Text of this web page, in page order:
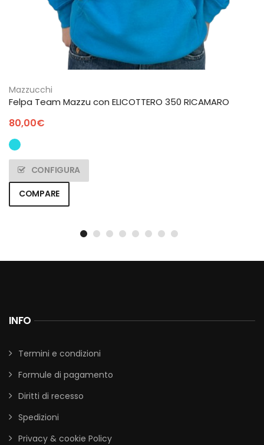
Mazzucchi
Felpa Team Mazzu con ELICOTTERO 350 RICAMARO
80,00€
CONFIGURA
COMPARE
INFO
Termini e condizioni
Formule di pagamento
Diritti di recesso
Spedizioni
Privacy & cookie Policy